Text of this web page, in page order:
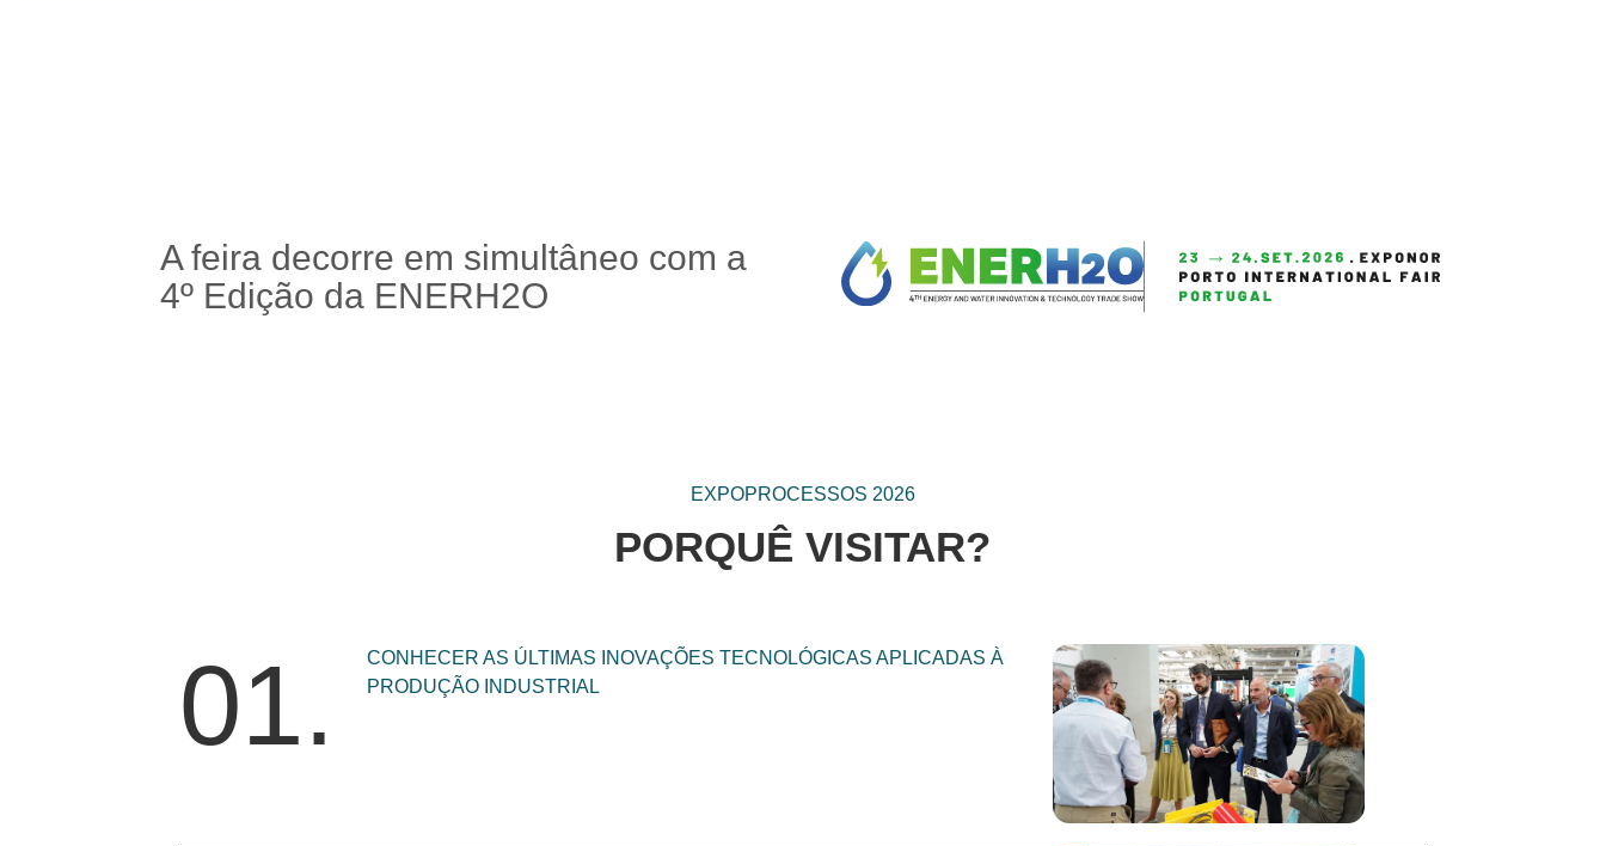
A feira decorre em simultâneo com a
4º Edição da ENERH2O
EXPOPROCESSOS 2026
PORQUÊ VISITAR?
01.
CONHECER AS ÚLTIMAS INOVAÇÕES TECNOLÓGICAS APLICADAS À
PRODUÇÃO INDUSTRIAL